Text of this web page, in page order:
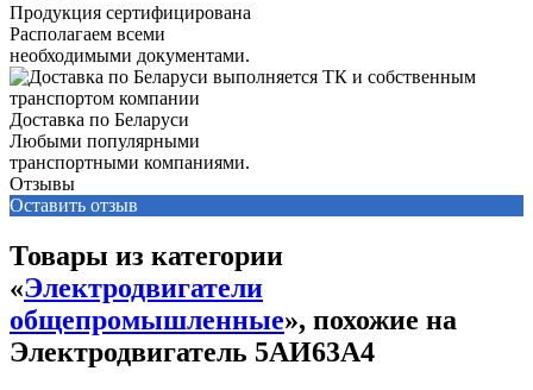
Продукция сертифицирована
Располагаем всеми
необходимыми документами.
Доставка по Беларуси
Любыми популярными
транспортными компаниями.
Отзывы
Оставить отзыв
Товары из категории
«Электродвигатели
общепромышленные», похожие на
Электродвигатель 5АИ63А4